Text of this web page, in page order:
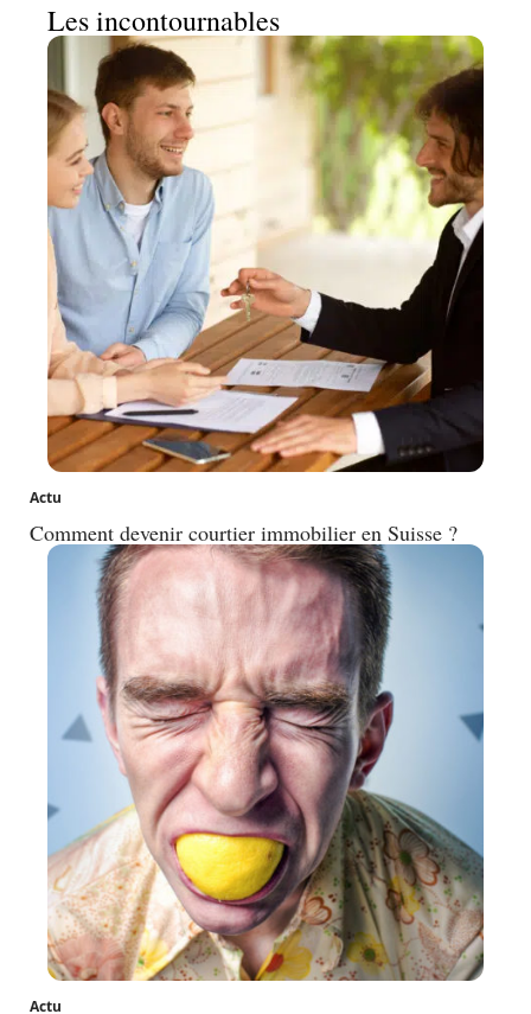
Les incontournables
Actu
Comment devenir courtier immobilier en Suisse ?
Actu